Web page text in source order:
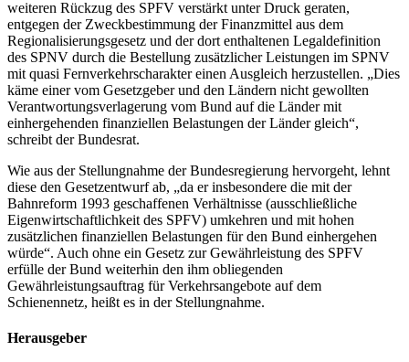
weiteren Rückzug des SPFV verstärkt unter Druck geraten,
entgegen der Zweckbestimmung der Finanzmittel aus dem
Regionalisierungsgesetz und der dort enthaltenen Legaldefinition
des SPNV durch die Bestellung zusätzlicher Leistungen im SPNV
mit quasi Fernverkehrscharakter einen Ausgleich herzustellen. „Dies
käme einer vom Gesetzgeber und den Ländern nicht gewollten
Verantwortungsverlagerung vom Bund auf die Länder mit
einhergehenden finanziellen Belastungen der Länder gleich“,
schreibt der Bundesrat.
Wie aus der Stellungnahme der Bundesregierung hervorgeht, lehnt
diese den Gesetzentwurf ab, „da er insbesondere die mit der
Bahnreform 1993 geschaffenen Verhältnisse (ausschließliche
Eigenwirtschaftlichkeit des SPFV) umkehren und mit hohen
zusätzlichen finanziellen Belastungen für den Bund einhergehen
würde“. Auch ohne ein Gesetz zur Gewährleistung des SPFV
erfülle der Bund weiterhin den ihm obliegenden
Gewährleistungsauftrag für Verkehrsangebote auf dem
Schienennetz, heißt es in der Stellungnahme.
Herausgeber